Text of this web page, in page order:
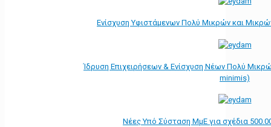
Ενίσχυση Υφιστάμενων Πολύ Μικρών και
Ίδρυση Επιχειρήσεων & Ενίσχυση Νέων Πολύ
minimis)
Νέες Υπό Σύσταση ΜμΕ για σχέδια